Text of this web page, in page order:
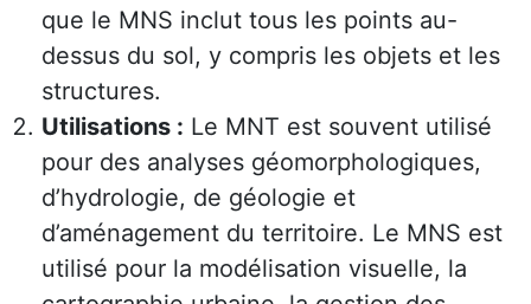
que le MNS inclut tous les points au-
dessus du sol, y compris les objets et les
structures.
Utilisations : Le MNT est souvent utilisé
pour des analyses géomorphologiques,
d’hydrologie, de géologie et
d’aménagement du territoire. Le MNS est
utilisé pour la modélisation visuelle, la